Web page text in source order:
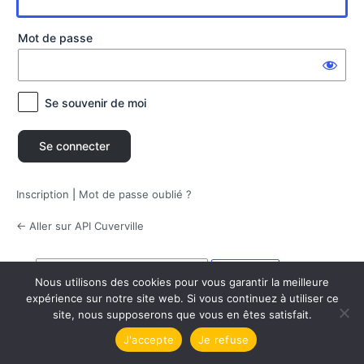
Mot de passe
Se souvenir de moi
Inscription Mot de passe oublié ?
← Aller sur API Cuverville
Nous utilisons des cookies pour vous garantir la meilleure
expérience sur notre site web. Si vous continuez à utiliser ce
site, nous supposerons que vous en êtes satisfait.
J'accepte
Je refuse